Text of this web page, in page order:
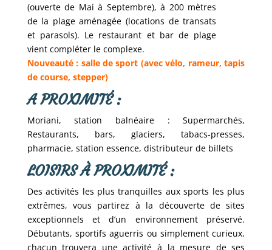
(ouverte de Mai à Septembre), à 200 mètres
de la plage aménagée (locations de transats
et parasols). Le restaurant et bar de plage
vient compléter le complexe.
Nouveauté : salle de sport (avec vélo, rameur, tapis
de course, stepper)
A PROXIMITÉ :
Moriani, station balnéaire : Supermarchés,
Restaurants, bars, glaciers, tabacs-presses,
pharmacie, station essence, distributeur de billets
LOISIRS À PROXIMITÉ :
Des activités les plus tranquilles aux sports les plus
extrêmes, vous partirez à la découverte de sites
exceptionnels et d’un environnement préservé.
Débutants, sportifs aguerris ou simplement curieux,
chacun trouvera une activité à la mesure de ses